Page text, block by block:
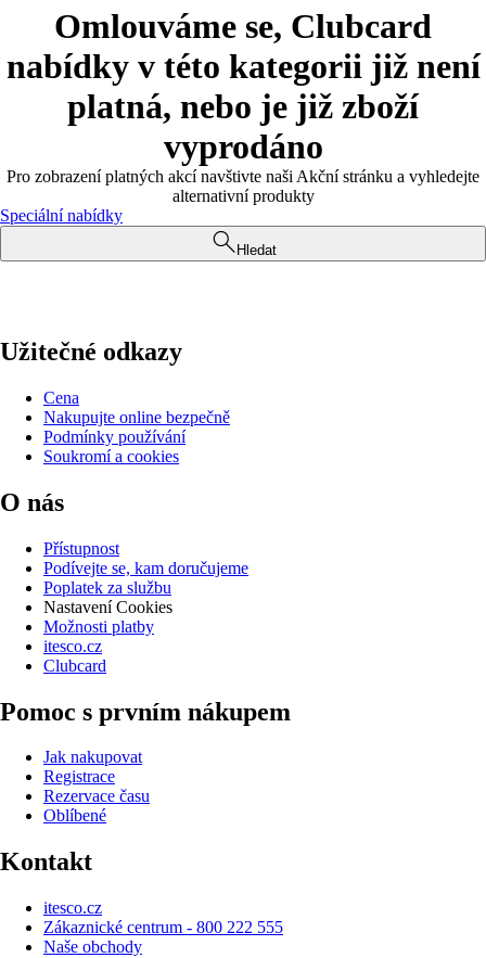
Omlouváme se, Clubcard
nabídky v této kategorii již není
platná, nebo je již zboží
vyprodáno
Pro zobrazení platných akcí navštivte naši Akční stránku a vyhledejte
alternativní produkty
Speciální nabídky
Hledat
Užitečné odkazy
Cena
Nakupujte online bezpečně
Podmínky používání
Soukromí a cookies
O nás
Přístupnost
Podívejte se, kam doručujeme
Poplatek za službu
Nastavení Cookies
Možnosti platby
itesco.cz
Clubcard
Pomoc s prvním nákupem
Jak nakupovat
Registrace
Rezervace času
Oblíbené
Kontakt
itesco.cz
Zákaznické centrum - 800 222 555
Naše obchody